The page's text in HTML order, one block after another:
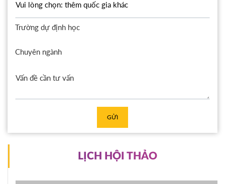
Trường dự định học
Chuyên ngành
GỬI
LỊCH HỘI THẢO